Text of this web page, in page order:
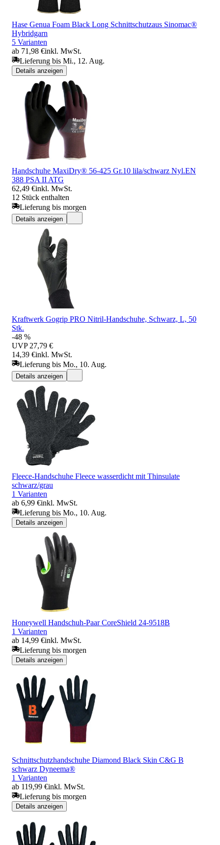
Hase Genua Foam Black Long Schnittschutzaus Sinomac®
Hybridgarn
5 Varianten
ab 71,98 €inkl. MwSt.
Lieferung bis Mi., 12. Aug.
Details anzeigen
Handschuhe MaxiDry® 56-425 Gr.10 lila/schwarz Nyl.EN
388 PSA II ATG
62,49 €inkl. MwSt.
12 Stück enthalten
Lieferung bis morgen
Details anzeigen
Kraftwerk Gogrip PRO Nitril-Handschuhe, Schwarz, L, 50
Stk.
-48 %
UVP 27,79 €
14,39 €inkl. MwSt.
Lieferung bis Mo., 10. Aug.
Details anzeigen
Fleece-Handschuhe Fleece wasserdicht mit Thinsulate
schwarz/grau
1 Varianten
ab 6,99 €inkl. MwSt.
Lieferung bis Mo., 10. Aug.
Details anzeigen
Honeywell Handschuh-Paar CoreShield 24-9518B
1 Varianten
ab 14,99 €inkl. MwSt.
Lieferung bis morgen
Details anzeigen
Schnittschutzhandschuhe Diamond Black Skin C&G B
schwarz Dyneema®
1 Varianten
ab 119,99 €inkl. MwSt.
Lieferung bis morgen
Details anzeigen